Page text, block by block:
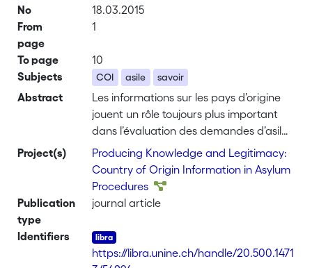
No
18.03.2015
From
page
1
To page
10
Subjects
COI asile savoir
Abstract
Les informations sur les pays d’origine
jouent un rôle toujours plus important
dans l’évaluation des demandes d’asile.
Cet article présente la place de ces
informations dans les procédures et
décrit les moyens dont disposent les
deux instances du système suisse de
récolter. Le rapport entre les savoirs
produits et interprétés par chacune de
ces deux instances dans l’établissement
Project(s)
Producing Knowledge and Legitimacy:
Country of Origin Information in Asylum
Procedures
Publication
type
journal article
Identifiers
https://libra.unine.ch/handle/20.500.1471